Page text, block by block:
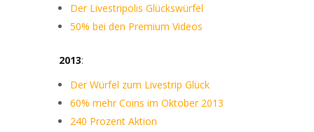
Der Livestripolis Glückswürfel
50% bei den Premium Videos
2013:
Der Würfel zum Livestrip Glück
60% mehr Coins im Oktober 2013
240 Prozent Aktion